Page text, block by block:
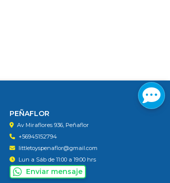
PEÑAFLOR
Av Miraflores 936, Peñaflor
+56945152794
littletoyspenaflor@gmail.com
Lun a Sáb de 11:00 a 19:00 hrs
Enviar mensaje